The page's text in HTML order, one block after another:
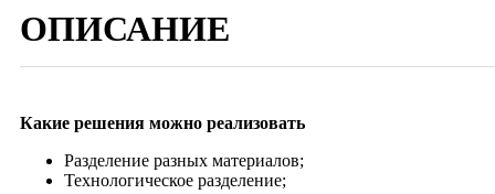
ОПИСАНИЕ
Какие решения можно реализовать
Разделение разных материалов;
Технологическое разделение;